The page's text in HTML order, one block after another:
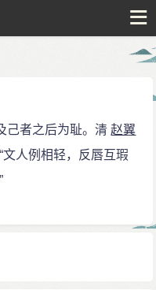
己者之后为耻。清赵翼
文人例相轻，反唇互瑕